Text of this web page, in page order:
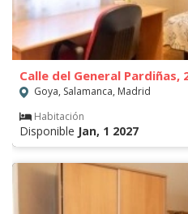
Calle del General Pardiñas,
Goya, Salamanca, Madrid
Habitación
Disponible Jan, 1 2027